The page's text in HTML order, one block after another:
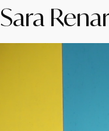
Sara